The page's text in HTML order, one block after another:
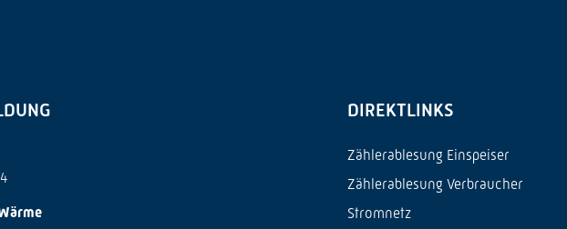
DIREKTLINKS
Zählerablesung Einspeiser
Zählerablesung Verbraucher
Stromnetz